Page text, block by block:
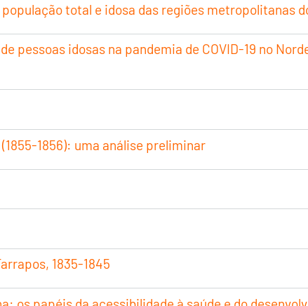
total e idosa das regiões metropolitanas
pessoas idosas na pandemia de COVID-19 no
1856): uma análise preliminar
1835-1845